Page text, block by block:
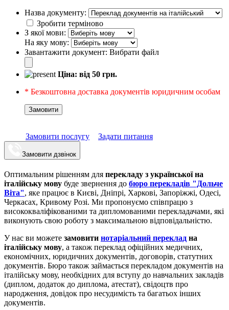
Назва документу:
Зробити терміново
З якої мови:
На яку мову:
Завантажити документ: Вибрати файл
Ціна: від 50 грн.
* Безкоштовна доставка документів юридичним особам
Замовити
Замовити послугу Задати питання
Замовити дзвінок
Оптимальним рішенням для перекладу з української на
італійську мову буде звернення до бюро перекладів "Дольче
Віта", яке працює в Києві, Дніпрі, Харкові, Запоріжжі, Одесі,
Черкасах, Кривому Розі. Ми пропонуємо співпрацю з
висококваліфікованими та дипломованими перекладачами, які
виконують свою роботу з максимальною відповідальністю.
У нас ви можете замовити нотаріальний переклад на
італійську мову, а також переклад офіційних медичних,
економічних, юридичних документів, договорів, статутних
документів. Бюро також займається перекладом документів на
італійську мову, необхідних для вступу до навчальних закладів
(диплом, додаток до диплома, атестат), свідоцтв про
народження, довідок про несудимість та багатьох інших
документів.